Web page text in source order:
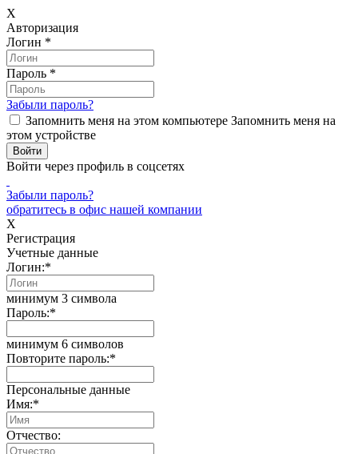
X
Авторизация
Логин *
Пароль *
Забыли пароль?
Запомнить меня на этом компьютере Запомнить меня на
этом устройстве
Войти через профиль в соцсетях
Забыли пароль?
обратитесь в офис нашей компании
X
Регистрация
Учетные данные
Логин:*
минимум 3 символа
Пароль:*
минимум 6 символов
Повторите пароль:*
Персональные данные
Имя:*
Отчество: